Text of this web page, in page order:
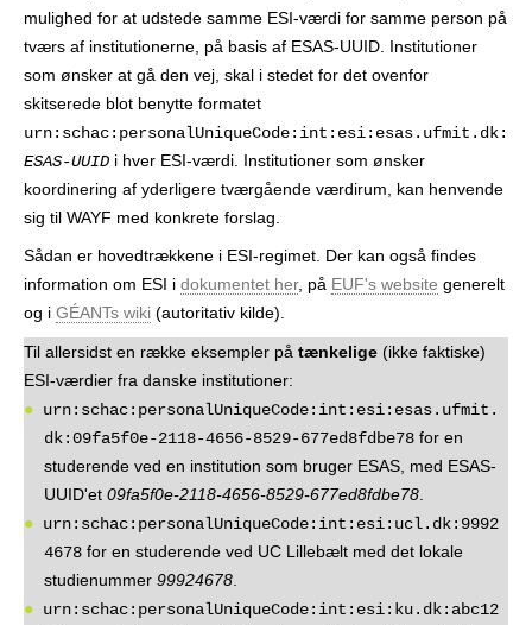
mulighed for at udstede samme ESI-værdi for samme person på
tværs af institutionerne, på basis af ESAS-UUID. Institutioner
som ønsker at gå den vej, skal i stedet for det ovenfor
skitserede blot benytte formatet
urn:schac:personalUniqueCode:int:esi:esas.ufmit.dk:
ESAS-UUID i hver ESI-værdi. Institutioner som ønsker
koordinering af yderligere tværgående værdirum, kan henvende
sig til WAYF med konkrete forslag.
Sådan er hovedtrækkene i ESI-regimet. Der kan også findes
information om ESI i dokumentet her, på EUF's website generelt
og i GÉANTs wiki (autoritativ kilde).
Til allersidst en række eksempler på tænkelige (ikke faktiske)
ESI-værdier fra danske institutioner:
urn:schac:personalUniqueCode:int:esi:esas.ufmit.
dk:09fa5f0e-2118-4656-8529-677ed8fdbe78for en
studerende ved en institution som bruger ESAS, med ESAS-
UUID'et 09fa5f0e-2118-4656-8529-677ed8fdbe78.
urn:schac:personalUniqueCode:int:esi:ucl.dk:9992
4678for en studerende ved UC Lillebælt med det lokale
studienummer 99924678.
urn:schac:personalUniqueCode:int:esi:ku.dk:abc12